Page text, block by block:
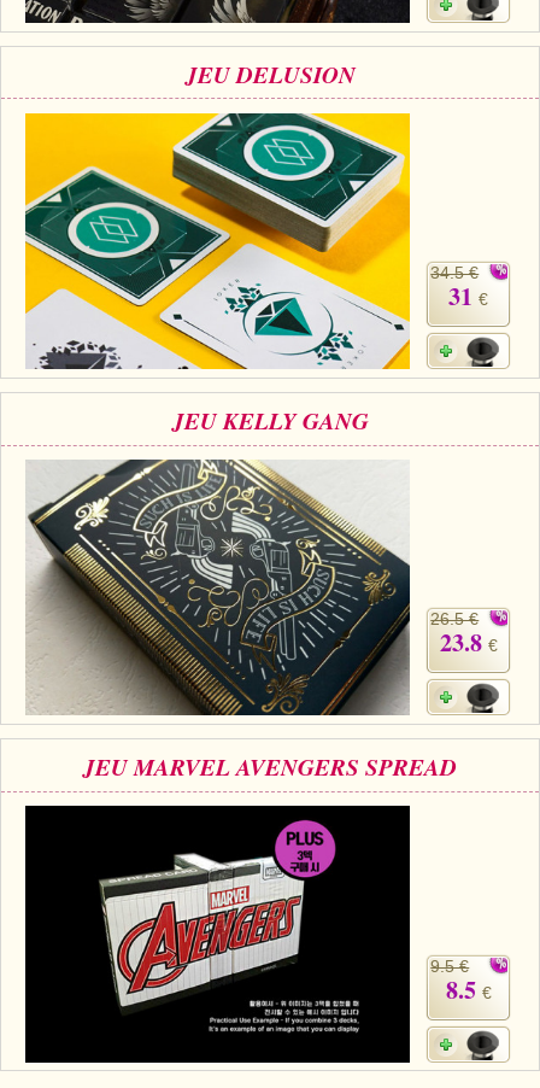
JEU DELUSION
34.5 €
31 €
JEU KELLY GANG
26.5 €
23.8 €
JEU MARVEL AVENGERS SPREAD
9.5 €
8.5 €